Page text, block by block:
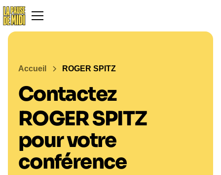
Accueil ROGER SPITZ
Contactez
ROGER SPITZ
pour votre
conférence